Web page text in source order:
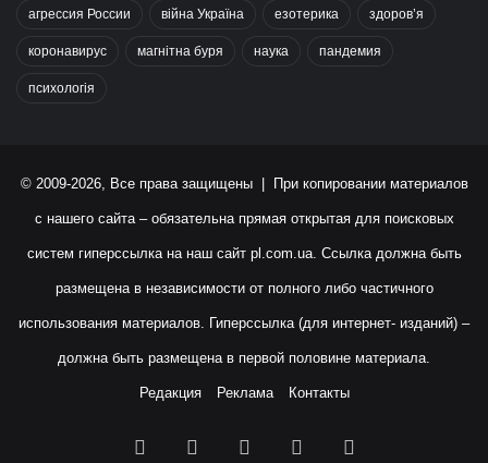
агрессия России війна Україна езотерика здоров’я
коронавирус магнітна буря наука пандемия
психологія
© 2009-2026, Все права защищены | При копировании материалов
с нашего сайта – обязательна прямая открытая для поисковых
систем гиперссылка на наш сайт pl.com.ua. Ссылка должна быть
размещена в независимости от полного либо частичного
использования материалов. Гиперссылка (для интернет- изданий) –
должна быть размещена в первой половине материала.
Редакция Реклама Контакты
Facebook YouTubeInstagram